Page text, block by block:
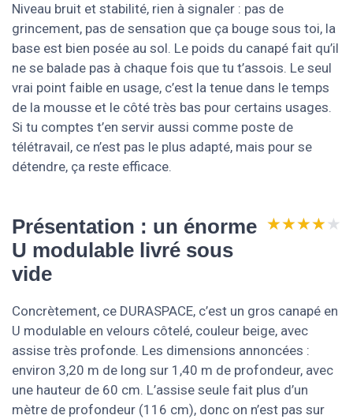
Niveau bruit et stabilité, rien à signaler : pas de
grincement, pas de sensation que ça bouge sous toi, la
base est bien posée au sol. Le poids du canapé fait qu’il
ne se balade pas à chaque fois que tu t’assois. Le seul
vrai point faible en usage, c’est la tenue dans le temps
de la mousse et le côté très bas pour certains usages.
Si tu comptes t’en servir aussi comme poste de
télétravail, ce n’est pas le plus adapté, mais pour se
détendre, ça reste efficace.
Présentation : un énorme
U modulable livré sous
vide
★★★★★
★★★★★
Concrètement, ce DURASPACE, c’est un gros canapé en
U modulable en velours côtelé, couleur beige, avec
assise très profonde. Les dimensions annoncées :
environ 3,20 m de long sur 1,40 m de profondeur, avec
une hauteur de 60 cm. L’assise seule fait plus d’un
mètre de profondeur (116 cm), donc on n’est pas sur